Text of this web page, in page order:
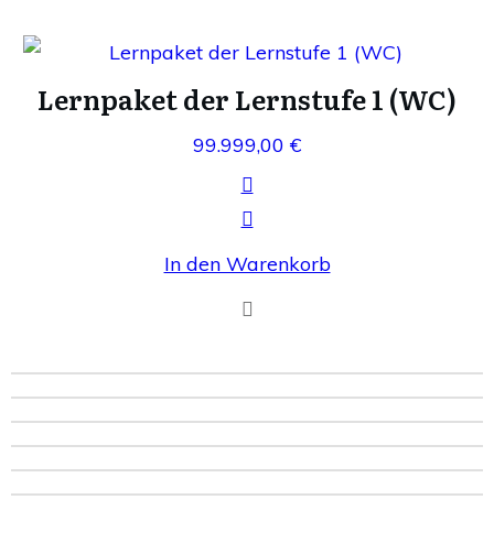
Lernpaket der Lernstufe 1 (WC)
99.999,00 €
In den Warenkorb